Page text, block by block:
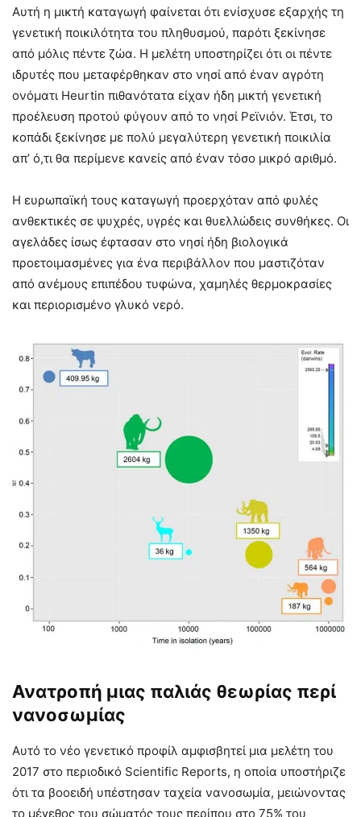
Αυτή η μικτή καταγωγή φαίνεται ότι ενίσχυσε εξαρχής τη
γενετική ποικιλότητα του πληθυσμού, παρότι ξεκίνησε
από μόλις πέντε ζώα. Η μελέτη υποστηρίζει ότι οι πέντε
ιδρυτές που μεταφέρθηκαν στο νησί από έναν αγρότη
ονόματι Heurtin πιθανότατα είχαν ήδη μικτή γενετική
προέλευση προτού φύγουν από το νησί Ρεϊνιόν. Έτσι, το
κοπάδι ξεκίνησε με πολύ μεγαλύτερη γενετική ποικιλία
απ’ ό,τι θα περίμενε κανείς από έναν τόσο μικρό αριθμό.
Η ευρωπαϊκή τους καταγωγή προερχόταν από φυλές
ανθεκτικές σε ψυχρές, υγρές και θυελλώδεις συνθήκες. Οι
αγελάδες ίσως έφτασαν στο νησί ήδη βιολογικά
προετοιμασμένες για ένα περιβάλλον που μαστιζόταν
από ανέμους επιπέδου τυφώνα, χαμηλές θερμοκρασίες
και περιορισμένο γλυκό νερό.
Ανατροπή μιας παλιάς θεωρίας περί
νανοσωμίας
Αυτό το νέο γενετικό προφίλ αμφισβητεί μια μελέτη του
2017 στο περιοδικό Scientific Reports, η οποία υποστήριζε
ότι τα βοοειδή υπέστησαν ταχεία νανοσωμία, μειώνοντας
το μέγεθος του σώματός τους περίπου στο 75% του